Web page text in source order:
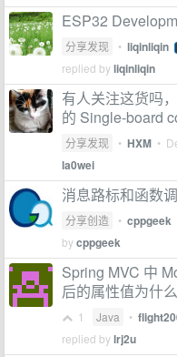
ESP32
分享发现 • liqinliqin
replied byliqinliqin
有人关注这货吗
的 Single-board
分享发现 • HXM •
la0wei
消息路标和函数
分享创造 • cppgeek
bycppgeek
Spring MVC 中
后的属性值为什
1 Java •
replied bylrj2u